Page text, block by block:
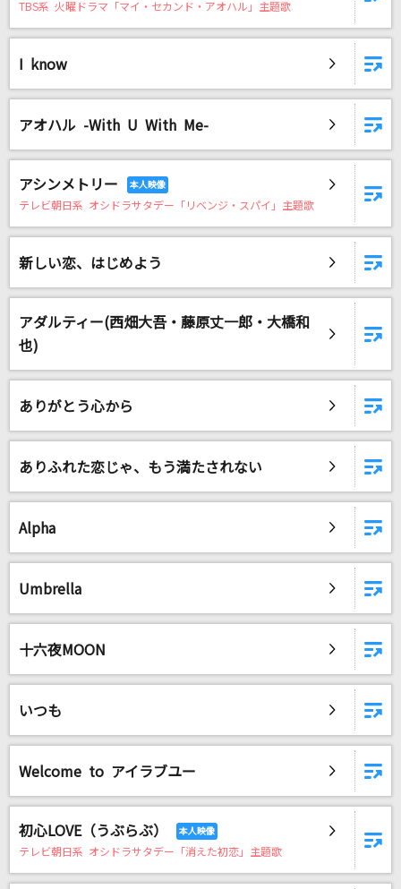
Azalea(ビデオクリップバージョン)
[生音]チェリー
スピッツ
ほっとっとっとな まいにち
キグルミチコ
シャルル
バルーン
[生音]明日晴れるかな
桑田佳祐
[生音]春愁
とまれみよ
[生音]闘う戦士たちへ愛を込めて
サザンオールスターズ
チェッカーズ
[生音]ルーズリーフ～RISING TOUR 2012 ver.～
カラオケ最新情報をチェック！
DAMに会員登録・ログインして
TBS系 火曜ドラマ「マイ・セカンド・アオハル」主題歌
I know
アオハル -With U With Me-
アシンメトリー
テレビ朝日系 オシドラサタデー「リベンジ・スパイ」主題歌
新しい恋、はじめよう
アダルティー(西畑大吾・藤原丈一郎・大橋和
也)
ありがとう心から
ありふれた恋じゃ、もう満たされない
Alpha
Umbrella
十六夜MOON
いつも
Welcome to アイラブユー
初心LOVE（うぶらぶ）
テレビ朝日系 オシドラサタデー「消えた初恋」主題歌